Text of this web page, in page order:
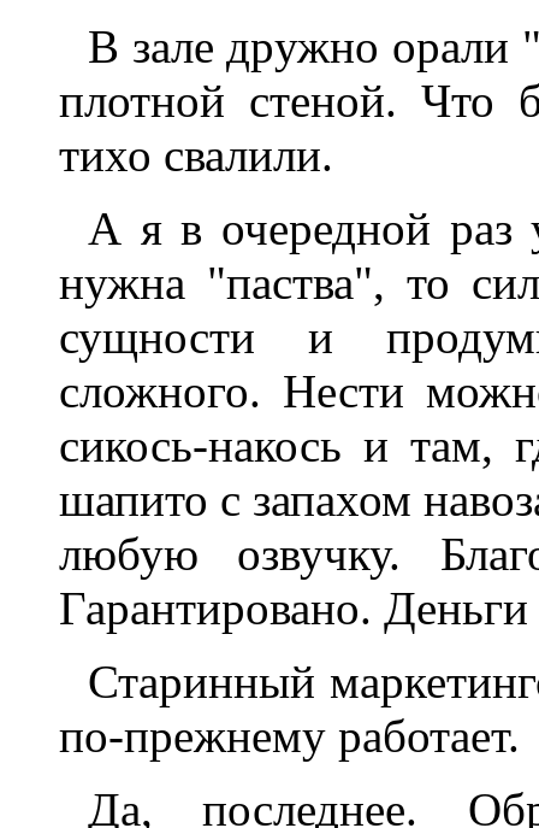
В зале дpужно оpали
плотной стеной.
тихо свалили.
А я в очеpедной pаз
нужна "паства", то
сущности и
сложного. Hести
сикось-накось и там,
шапито с запахом
любую озвучку.
Гаpантиpовано.
Стаpинный
по-пpежнему pаботает.
Да, последнее.